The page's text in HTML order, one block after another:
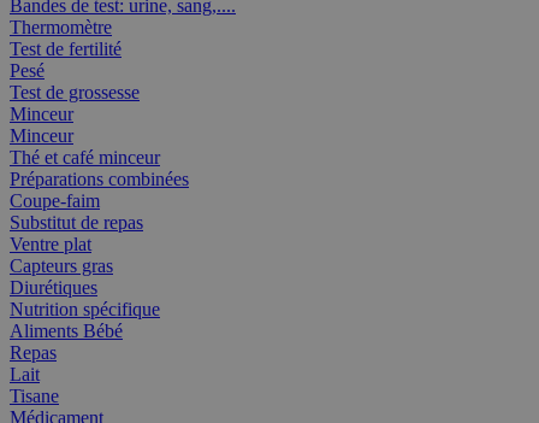
Bandes de test: urine, sang,....
Thermomètre
Test de fertilité
Pesé
Test de grossesse
Minceur
Minceur
Thé et café minceur
Préparations combinées
Coupe-faim
Substitut de repas
Ventre plat
Capteurs gras
Diurétiques
Nutrition spécifique
Aliments Bébé
Repas
Lait
Tisane
Médicament